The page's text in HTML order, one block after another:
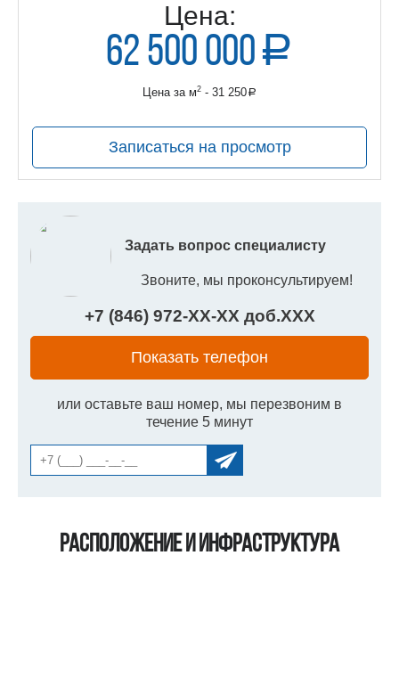
Цена:
62 500 000 a
руб.
Цена за м2 - 31 250 a
Записаться на просмотр
Задать вопрос специалисту
Звоните, мы проконсультируем!
+7 (846) 972-XX-XX доб.XXX
Показать телефон
или оставьте ваш номер, мы перезвоним в
течение 5 минут
Расположение и инфраструктура